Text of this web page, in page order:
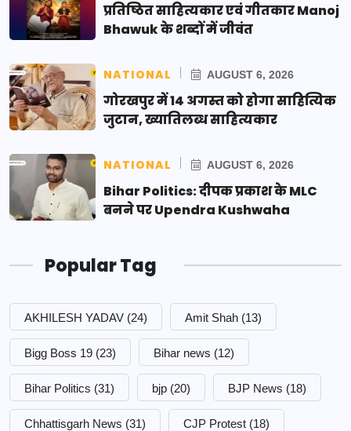
प्रतिष्ठित साहित्यकार एवं गीतकार Manoj
Bhawuk के शब्दों में जीवंत
NATIONAL AUGUST 6, 2026
गोरखपुर में 14 अगस्त को होगा साहित्यिक
जुटान, ख्यातिलब्ध साहित्यकार
NATIONAL AUGUST 6, 2026
Bihar Politics: दीपक प्रकाश के MLC
बनने पर Upendra Kushwaha
Popular Tag
AKHILESH YADAV (24) Amit Shah (13)
Bigg Boss 19 (23) Bihar news (12)
Bihar Politics (31) bjp (20) BJP News (18)
Chhattisgarh News (31) CJP Protest (18)